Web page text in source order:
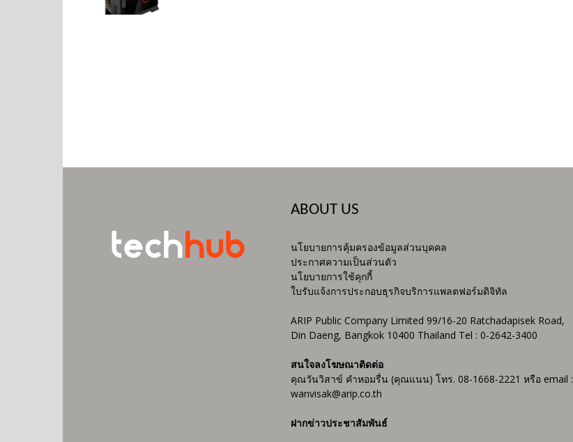
ABOUT US
นโยบายการคุ้มครองข้อมูลส่วนบุคคล
ประกาศความเป็นส่วนตัว
นโยบายการใช้คุกกี้
ใบรับแจ้งการประกอบธุรกิจบริการแพลตฟอร์มดิจิทัล
ARIP Public Company Limited 99/16-20 Ratchadapisek Road,
Din Daeng, Bangkok 10400 Thailand Tel : 0-2642-3400
สนใจลงโฆษณาติดต่อ
คุณวันวิสาข์ คำหอมรื่น (คุณแนน) โทร. 08-1668-2221 หรือ email :
wanvisak@arip.co.th
ฝากข่าวประชาสัมพันธ์